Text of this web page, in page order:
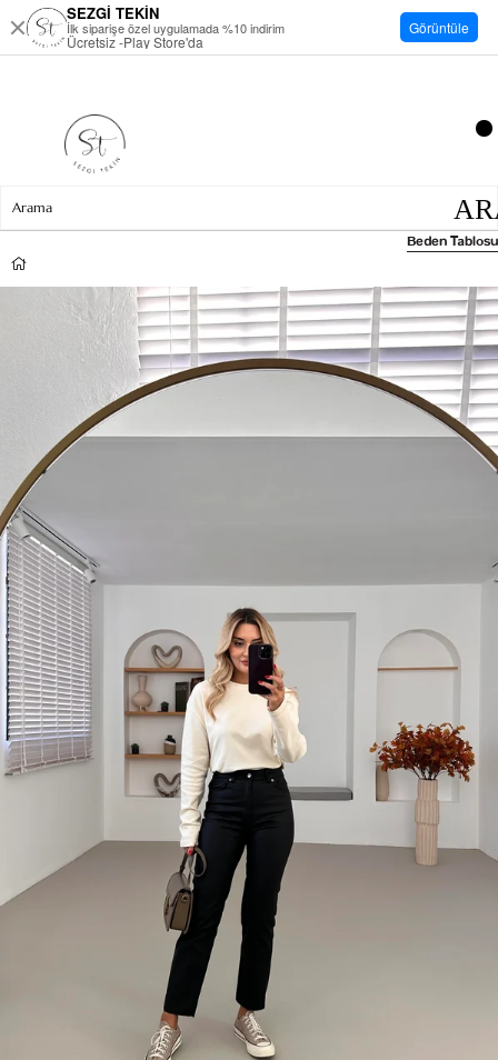
Beden Tablosu
SEZGİ TEKİN
İlk siparişe özel uygulamada %10 indirim
Ücretsiz -Play Store'da
Görüntüle